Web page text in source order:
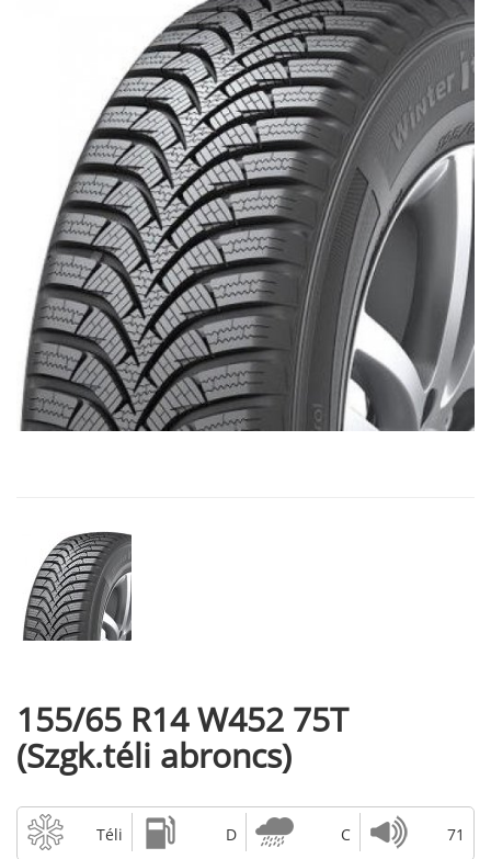
155/65 R14 W452 75T
(Szgk.téli abroncs)
Téli D C 71